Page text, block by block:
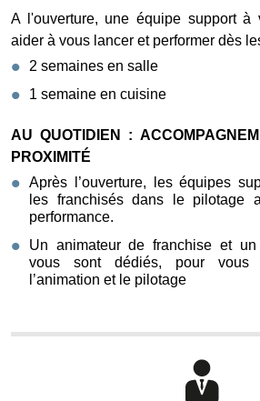
A l'ouverture, une équipe support à
aider à vous lancer et performer dès
2 semaines en salle
1 semaine en cuisine
AU QUOTIDIEN :
PROXIMITÉ
Après l’ouverture, les équipes
les franchisés dans le pilotage
performance.
Un animateur de franchise et un
vous sont dédiés, pour vous
l’animation et le pilotage